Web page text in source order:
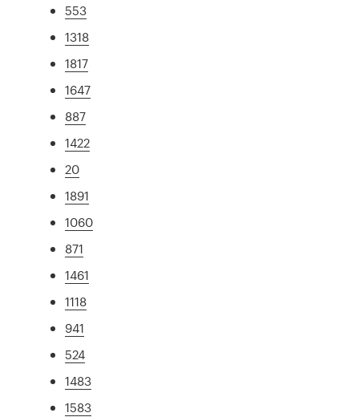
553
1318
1817
1647
887
1422
20
1891
1060
871
1461
1118
941
524
1483
1583